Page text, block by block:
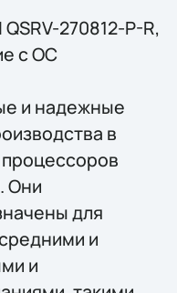
270812-P-R,
с ОС
и надежные
в
Они
для
и
и